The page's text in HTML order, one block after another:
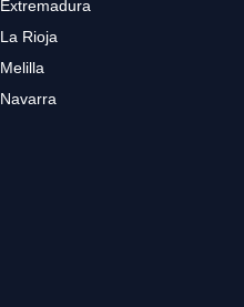
Extremadura
La Rioja
Melilla
Navarra